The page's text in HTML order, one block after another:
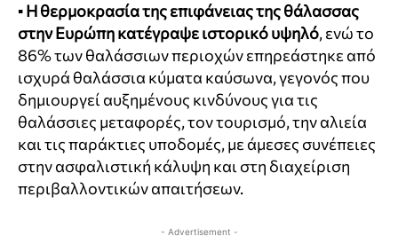
▪Η θερμοκρασία της επιφάνειας της θάλασσας
στην Ευρώπη κατέγραψε ιστορικό υψηλό, ενώ το
86% των θαλάσσιων περιοχών επηρεάστηκε από
ισχυρά θαλάσσια κύματα καύσωνα, γεγονός που
δημιουργεί αυξημένους κινδύνους για τις
θαλάσσιες μεταφορές, τον τουρισμό, την αλιεία
και τις παράκτιες υποδομές, με άμεσες συνέπειες
στην ασφαλιστική κάλυψη και στη διαχείριση
περιβαλλοντικών απαιτήσεων.
- Advertisement -